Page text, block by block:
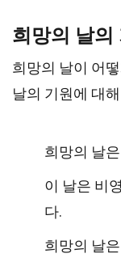
희망의 날의
희망의 날이 어
날의 기원에 대
희망의 날
이 날은 비
다.
희망의 날